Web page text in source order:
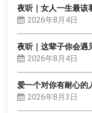
夜听｜女人一生最该
2026年8月4日
夜听｜这辈子你会遇
2026年8月4日
爱一个对你有耐心的
2026年8月3日